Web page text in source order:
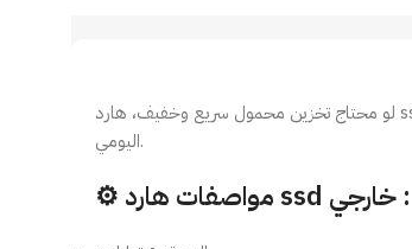
لو محتاج تخزين محمول سريع وخفيف، هارد ssd خارجي هيديك أداء عالي وسرعة نقل ممتازة مع تصميم صغير يناسب التنقل
اليومي.
⚙️ مواصفات هارد ssd خارجي :